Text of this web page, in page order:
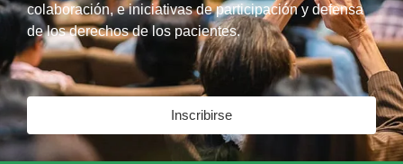
colaboración, e iniciativas de participación y defensa
de los derechos de los pacientes.
Inscribirse